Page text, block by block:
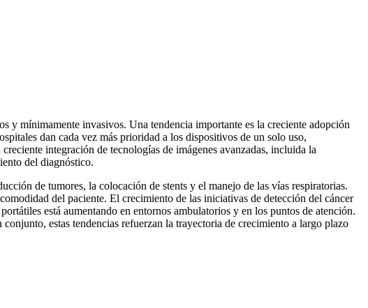
y mínimamente invasivos. Una tendencia importante es la creciente adopción
dan cada vez más prioridad a los dispositivos de un solo uso,
integración de tecnologías de imágenes avanzadas, incluida la
del diagnóstico.
de tumores, la colocación de stents y el manejo de las vías respiratorias.
del paciente. El crecimiento de las iniciativas de detección del cáncer
está aumentando en entornos ambulatorios y en los puntos de atención.
estas tendencias refuerzan la trayectoria de crecimiento a largo plazo